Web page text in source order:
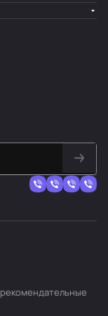
рекомендательные